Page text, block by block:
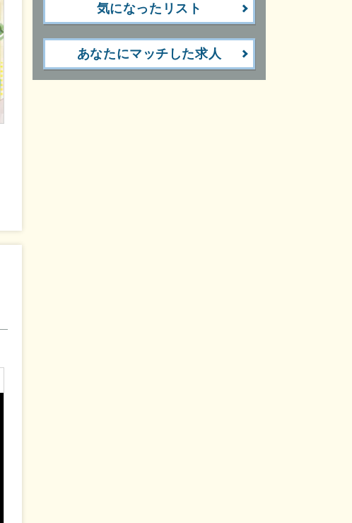
気になったリスト
あなたにマッチした求人